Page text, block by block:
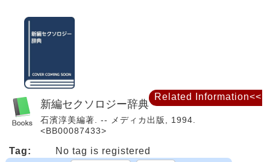
新編セクソロジー辞典
石濱淳美編著. -- メディカ出版, 1994.
<BB00087433>
Tag:
No tag is registered
Related Information<<